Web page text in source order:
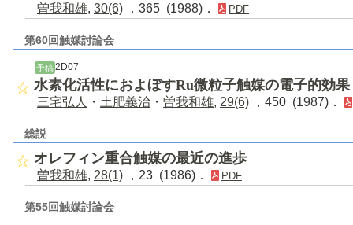
曽我和雄, 30(6) ，365 (1988)． PDF
第60回触媒討論会
予稿 2D07
水素化活性におよぼすRu微粒子触媒の電子的効果
三宅弘人 ・ 土肥義治 ・ 曽我和雄, 29(6) ，450 (1987)．
総説
オレフィン重合触媒の最近の進歩
曽我和雄, 28(1) ，23 (1986)． PDF
第55回触媒討論会